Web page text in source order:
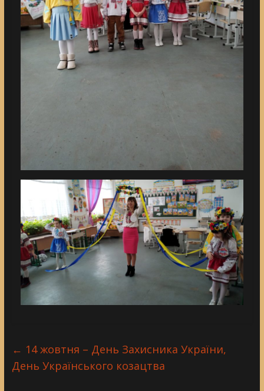
← 14 жовтня – День Захисника України,
День Українського козацтва